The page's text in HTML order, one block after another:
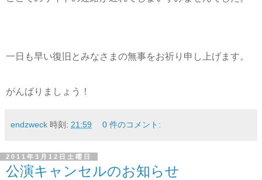
一日も早い復旧とみなさまの無事をお祈り申し上げます。
がんばりましょう！
endzweck 時刻: 21:59 0 件のコメント:
2011年3月12日土曜日
公演キャンセルのお知らせ